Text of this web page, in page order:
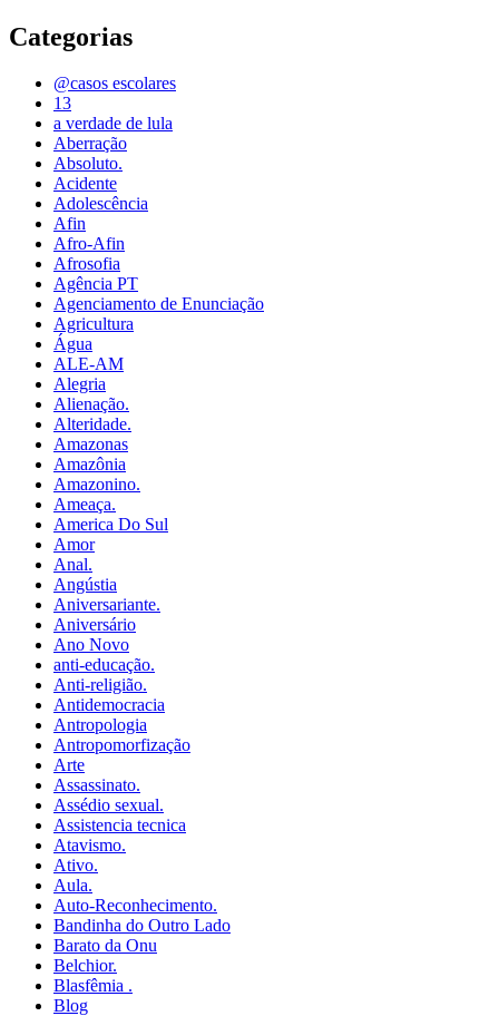
Categorias
@casos escolares
13
a verdade de lula
Aberração
Absoluto.
Acidente
Adolescência
Afin
Afro-Afin
Afrosofia
Agência PT
Agenciamento de Enunciação
Agricultura
Água
ALE-AM
Alegria
Alienação.
Alteridade.
Amazonas
Amazônia
Amazonino.
Ameaça.
America Do Sul
Amor
Anal.
Angústia
Aniversariante.
Aniversário
Ano Novo
anti-educação.
Anti-religião.
Antidemocracia
Antropologia
Antropomorfização
Arte
Assassinato.
Assédio sexual.
Assistencia tecnica
Atavismo.
Ativo.
Aula.
Auto-Reconhecimento.
Bandinha do Outro Lado
Barato da Onu
Belchior.
Blasfêmia .
Blog